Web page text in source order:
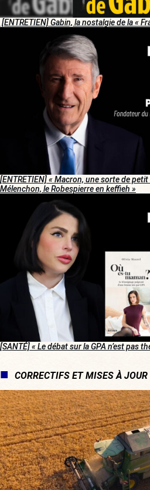
[ENTRETIEN] Gabin, la nostalgie de la «
[ENTRETIEN]« Macron, une sorte de
Mélenchon, le Robespierre en keffieh »
[SANTÉ]« Le débat sur la GPA n’est pas
CORRECTIFS ET MISES À JOUR